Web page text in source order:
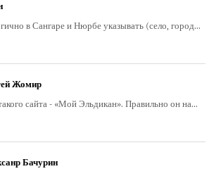
в Сангаре и Нюрбе указывать (село, город...
Жомир
сайта - «Мой Эльдикан». Правильно он на...
Бачурин